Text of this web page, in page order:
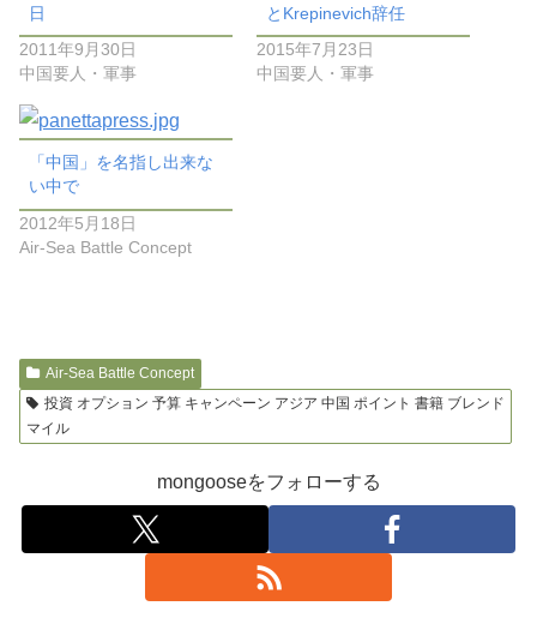
日
2011年9月30日
中国要人・軍事
とKrepinevich辞任
2015年7月23日
中国要人・軍事
「中国」を名指し出来な
い中で
2012年5月18日
Air-Sea Battle Concept
Air-Sea Battle Concept
投資 オプション 予算 キャンペーン アジア 中国 ポイント 書籍 ブレンド
マイル
mongooseをフォローする